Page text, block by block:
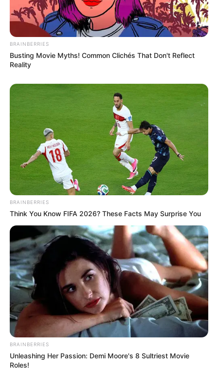
BRAINBERRIES
Busting Movie Myths! Common Clichés That Don't Reflect
Reality
BRAINBERRIES
Think You Know FIFA 2026? These Facts May Surprise You
BRAINBERRIES
Unleashing Her Passion: Demi Moore's 8 Sultriest Movie
Roles!